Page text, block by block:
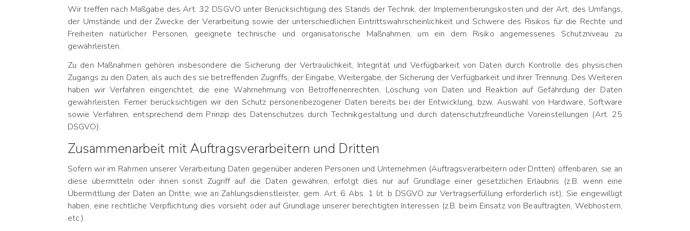
Wir treffen nach Maßgabe des Art. 32 DSGVO unter Berücksichtigung des Stands der Technik, der Implementierungskosten und der Art, des Umfangs,
der Umstände und der Zwecke der Verarbeitung sowie der unterschiedlichen Eintrittswahrscheinlichkeit und Schwere des Risikos für die Rechte und
Freiheiten natürlicher Personen, geeignete technische und organisatorische Maßnahmen, um ein dem Risiko angemessenes Schutzniveau zu
gewährleisten.
Zu den Maßnahmen gehören insbesondere die Sicherung der Vertraulichkeit, Integrität und Verfügbarkeit von Daten durch Kontrolle des physischen
Zugangs zu den Daten, als auch des sie betreffenden Zugriffs, der Eingabe, Weitergabe, der Sicherung der Verfügbarkeit und ihrer Trennung. Des Weiteren
haben wir Verfahren eingerichtet, die eine Wahrnehmung von Betroffenenrechten, Löschung von Daten und Reaktion auf Gefährdung der Daten
gewährleisten. Ferner berücksichtigen wir den Schutz personenbezogener Daten bereits bei der Entwicklung, bzw. Auswahl von Hardware, Software
sowie Verfahren, entsprechend dem Prinzip des Datenschutzes durch Technikgestaltung und durch datenschutzfreundliche Voreinstellungen (Art. 25
DSGVO).
Zusammenarbeit mit Auftragsverarbeitern und Dritten
Sofern wir im Rahmen unserer Verarbeitung Daten gegenüber anderen Personen und Unternehmen (Auftragsverarbeitern oder Dritten) offenbaren, sie an
diese übermitteln oder ihnen sonst Zugriff auf die Daten gewähren, erfolgt dies nur auf Grundlage einer gesetzlichen Erlaubnis (z.B. wenn eine
Übermittlung der Daten an Dritte, wie an Zahlungsdienstleister, gem. Art. 6 Abs. 1 lit. b DSGVO zur Vertragserfüllung erforderlich ist), Sie eingewilligt
haben, eine rechtliche Verpflichtung dies vorsieht oder auf Grundlage unserer berechtigten Interessen (z.B. beim Einsatz von Beauftragten, Webhostern,
etc.).